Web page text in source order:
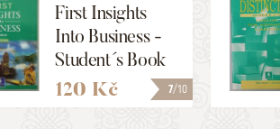
7/10
First Insights
Into Business -
Student´s Book
120 Kč